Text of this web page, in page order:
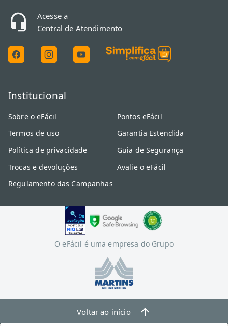
Acesse a
Central de Atendimento
Institucional
Sobre o eFácil
Termos de uso
Política de privacidade
Trocas e devoluções
Regulamento das Campanhas
Pontos eFácil
Garantia Estendida
Guia de Segurança
Avalie o eFácil
O eFácil é uma empresa do Grupo
Voltar ao início